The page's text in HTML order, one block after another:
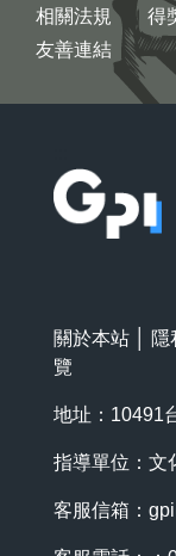
相關法規
友善連結
得
關於本站 隱
覽
地址：10491
指導單位：文
客服信箱：